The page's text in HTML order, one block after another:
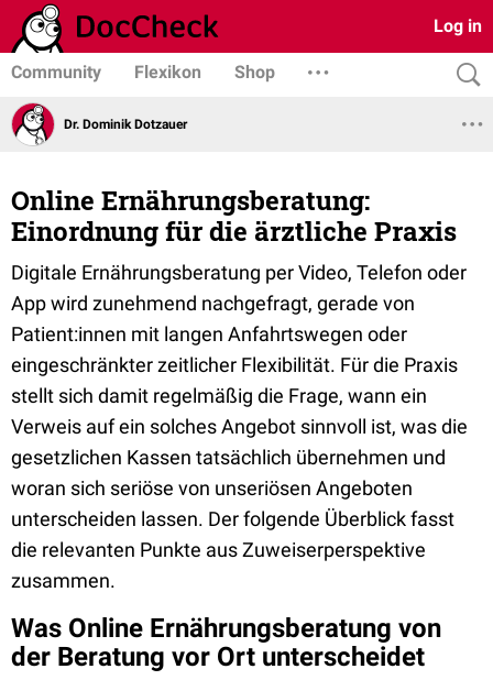
Log in
Community Flexikon Shop
Dr. Dominik Dotzauer
Online Ernährungsberatung:
Einordnung für die ärztliche Praxis
Digitale Ernährungsberatung per Video, Telefon oder
App wird zunehmend nachgefragt, gerade von
Patient:innen mit langen Anfahrtswegen oder
eingeschränkter zeitlicher Flexibilität. Für die Praxis
stellt sich damit regelmäßig die Frage, wann ein
Verweis auf ein solches Angebot sinnvoll ist, was die
gesetzlichen Kassen tatsächlich übernehmen und
woran sich seriöse von unseriösen Angeboten
unterscheiden lassen. Der folgende Überblick fasst
die relevanten Punkte aus Zuweiserperspektive
zusammen.
Was Online Ernährungsberatung von
der Beratung vor Ort unterscheidet